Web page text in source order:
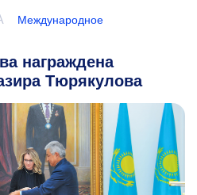
Международное
награждена
Тюрякулова